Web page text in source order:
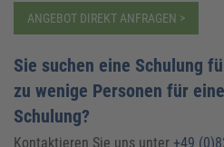
ANGEBOT DIREKT ANFRAGEN >
Sie suchen eine Schulung
zu wenige Personen für
Schulung?
Kontaktieren Sie uns unter +49